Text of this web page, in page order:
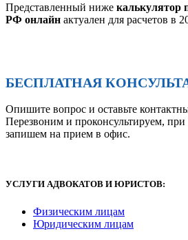
Представленный ниже калькулятор
РФ онлайн актуален для расчетов в
БЕСПЛАТНАЯ
Опишите вопрос и оставьте
Перезвоним и проконсультируем, при
запишем на прием в офис.
УСЛУГИ АДВОКАТОВ И ЮРИСТОВ:
Физическим лицам
Юридическим лицам